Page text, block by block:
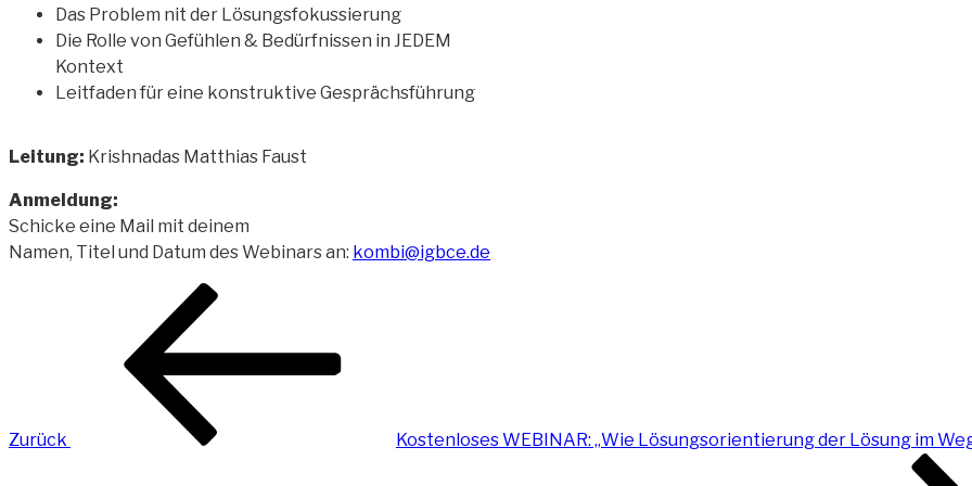
Das Problem nit der Lösungsfokussierung
Die Rolle von Gefühlen & Bedürfnissen in JEDEM
Kontext
Leitfaden für eine konstruktive Gesprächsführung
Leitung: Krishnadas Matthias Faust
Anmeldung:
Schicke eine Mail mit deinem
Namen, Titel und Datum des Webinars an: kombi@igbce.de
Beitragsnavigation
Zurück
Kostenloses WEBINAR: „Wie Lösungsorientierung der Lösung im